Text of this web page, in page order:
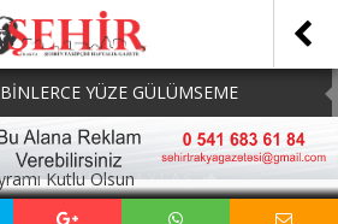
YÜZE GÜLÜMSEME
TOPAK: ‘SOSYAL
HİÇBİR HEMŞERİMİZİ YALNIZ
Yeni Dönem Başladı:
MEDYADA PAYLAŞ